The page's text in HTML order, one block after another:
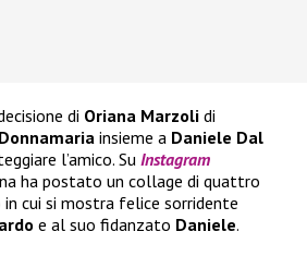
di Oriana Marzoli di
insieme a Daniele Dal
l’amico. Su Instagram
ha postato un collage di quattro
cui si mostra felice sorridente
e al suo fidanzato Daniele.